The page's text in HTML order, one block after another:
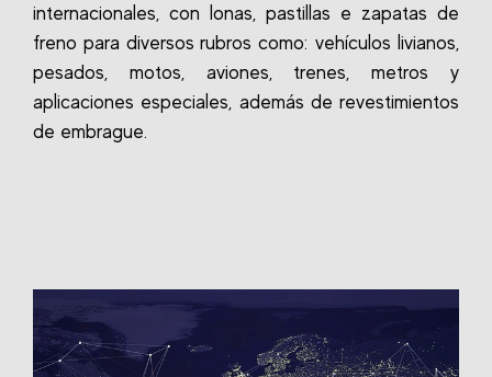
internacionales, con lonas, pastillas e zapatas de
freno para diversos rubros como: vehículos livianos,
pesados, motos, aviones, trenes, metros y
aplicaciones especiales, además de revestimientos
de embrague.